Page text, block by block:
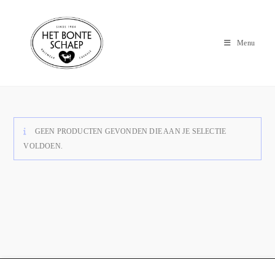
Menu
GEEN PRODUCTEN GEVONDEN DIE AAN JE SELECTIE
VOLDOEN.